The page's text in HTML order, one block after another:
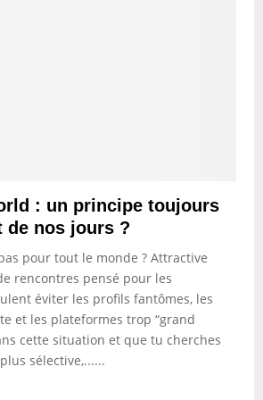
: un principe toujours
de nos jours ?
pour tout le monde ? Attractive
rencontres pensé pour les
éviter les profils fantômes, les
et les plateformes trop “grand
cette situation et que tu cherches
sélective,......